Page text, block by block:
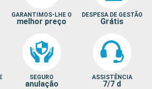
GARANTIMOS-LHE O
melhor preço
DESPESA DE GESTÃO
Grátis
SEGURO
anulação
ASSISTÊNCIA
7/7 d